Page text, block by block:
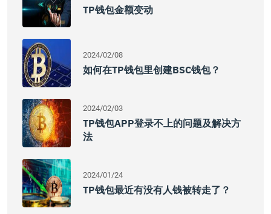
TP钱包金额变动
2024/02/08
如何在TP钱包里创建BSC钱包？
2024/02/03
TP钱包APP登录不上的问题及解决方
法
2024/01/24
TP钱包最近有没有人钱被转走了？